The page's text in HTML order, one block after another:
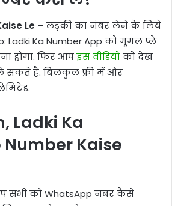
Le – लड़की का नंबर लेने के लिये
Ladki Ka Number App को गूगल प्ले
होगा. फिर आपइस वीडियोको देख
सकते है. बिलकुल फ्री में और
Ladki Ka
Kaise
सभी को WhatsApp नंबर कैसे